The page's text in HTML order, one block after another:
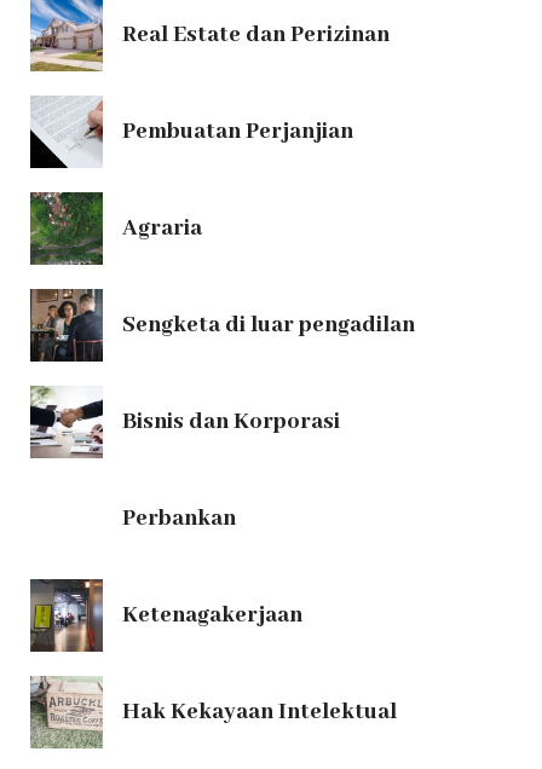
Real Estate dan Perizinan
Pembuatan Perjanjian
Agraria
Sengketa di luar pengadilan
Bisnis dan Korporasi
Perbankan
Ketenagakerjaan
Hak Kekayaan Intelektual